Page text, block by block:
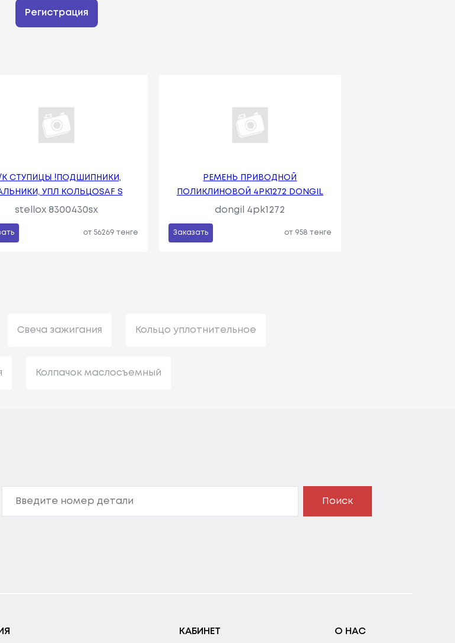
Регистрация
К СТУПИЦЫ !ПОДШИПНИКИ,
УПЛ КОЛЬЦОSAF S
stellox 8300430sx
от 56269 тенге
РЕМЕНЬ ПРИВОДНОЙ
ПОЛИКЛИНОВОЙ 4PK1272 DONGIL
dongil 4pk1272
Заказать от 958 тенге
Свеча зажигания Кольцо уплотнительное
Колпачок маслосъемный
Поиск
КАБИНЕТ О НАС